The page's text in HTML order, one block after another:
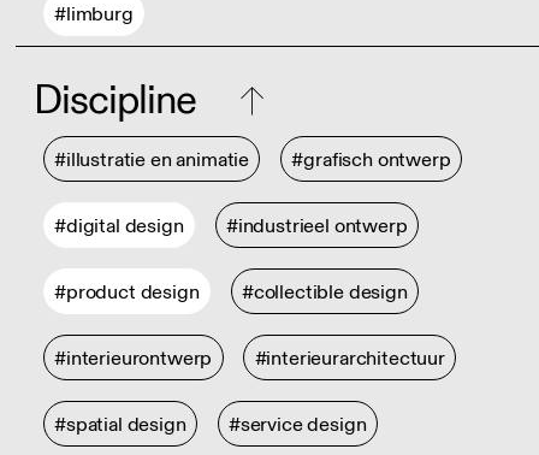
#limburg
Discipline
#illustratie en animatie #grafisch ontwerp
#digital design #industrieel ontwerp
#product design #collectible design
#interieurontwerp #interieurarchitectuur
#spatial design #service design